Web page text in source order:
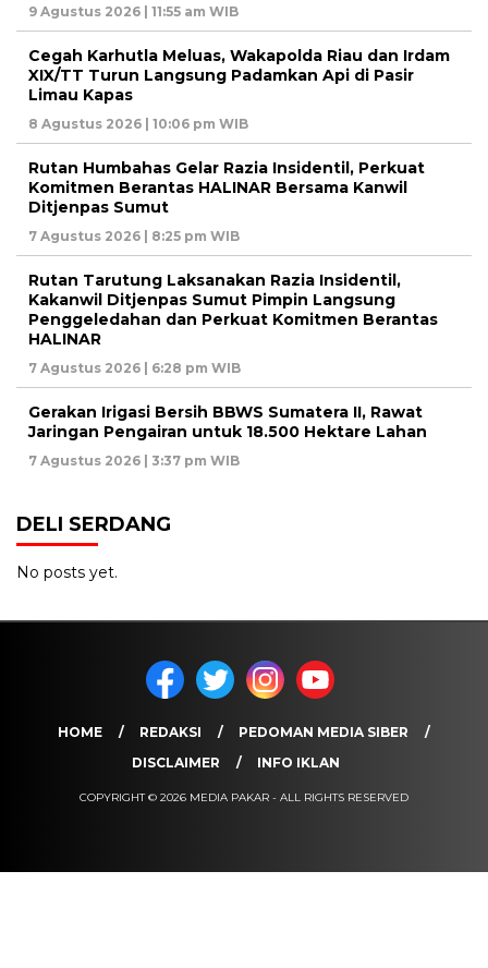
9 Agustus 2026 | 11:55 am WIB
Cegah Karhutla Meluas, Wakapolda Riau dan Irdam
XIX/TT Turun Langsung Padamkan Api di Pasir
Limau Kapas
8 Agustus 2026 | 10:06 pm WIB
Rutan Humbahas Gelar Razia Insidentil, Perkuat
Komitmen Berantas HALINAR Bersama Kanwil
Ditjenpas Sumut
7 Agustus 2026 | 8:25 pm WIB
Rutan Tarutung Laksanakan Razia Insidentil,
Kakanwil Ditjenpas Sumut Pimpin Langsung
Penggeledahan dan Perkuat Komitmen Berantas
HALINAR
7 Agustus 2026 | 6:28 pm WIB
Gerakan Irigasi Bersih BBWS Sumatera II, Rawat
Jaringan Pengairan untuk 18.500 Hektare Lahan
7 Agustus 2026 | 3:37 pm WIB
DELI SERDANG
No posts yet.
HOME REDAKSI
PEDOMAN MEDIA SIBER
DISCLAIMER
INFO IKLAN
COPYRIGHT © 2026 MEDIA PAKAR - ALL RIGHTS RESERVED